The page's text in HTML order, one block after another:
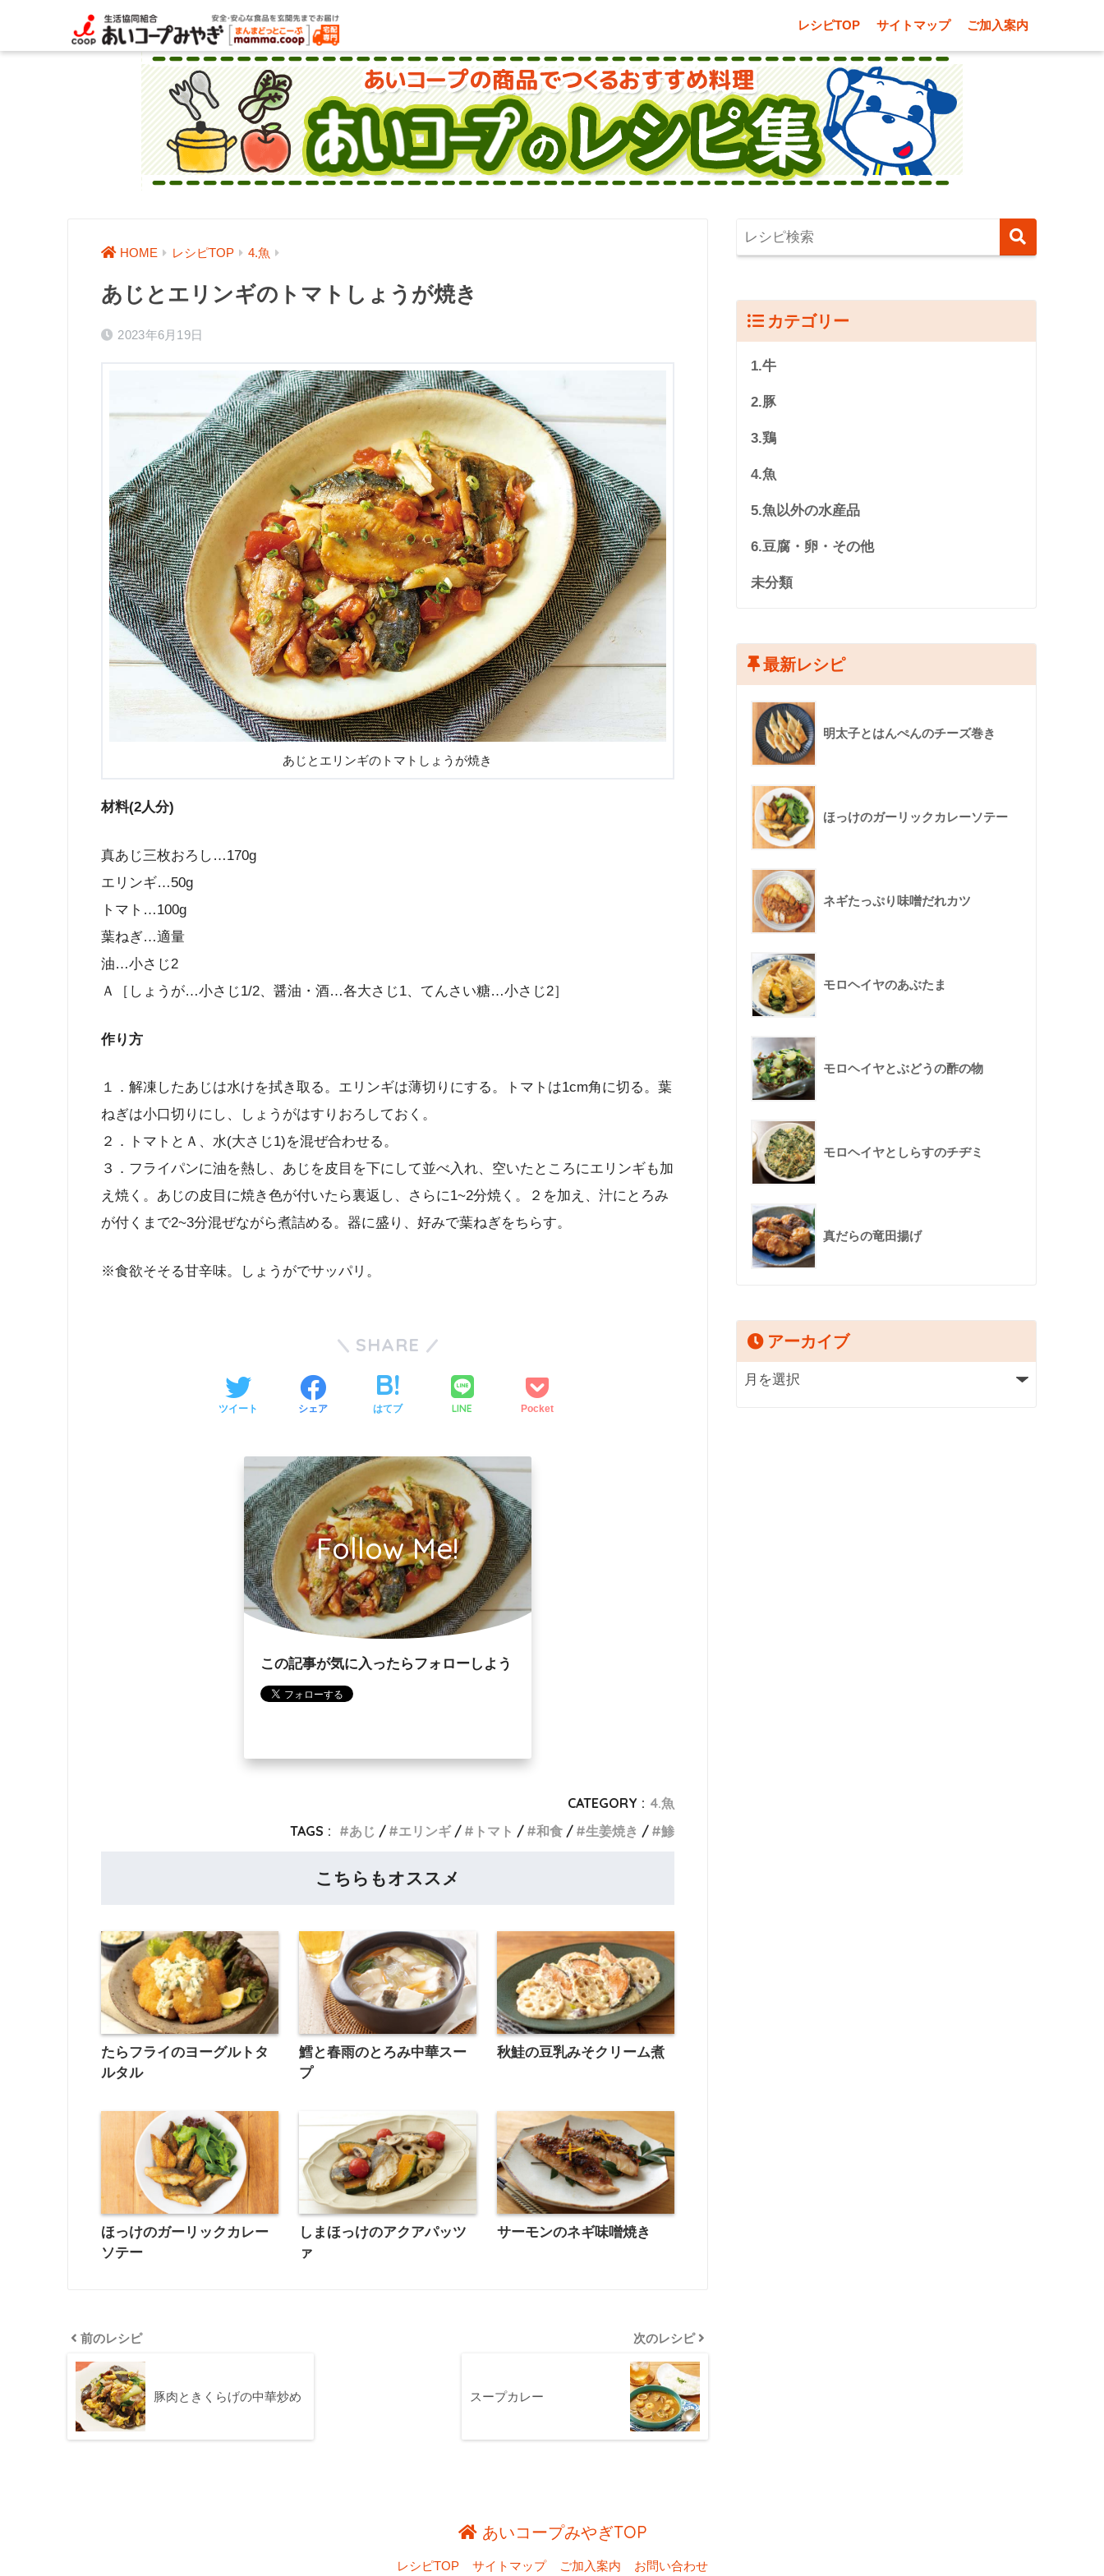
レシピTOP サイトマップ ご加入案内
HOME レシピTOP 4.魚
あじとエリンギのトマトしょうが焼き
2023年6月19日
あじとエリンギのトマトしょうが焼き
材料(2人分)
真あじ三枚おろし…170g
エリンギ…50g
トマト…100g
葉ねぎ…適量
油…小さじ2
Ａ［しょうが…小さじ1/2、醤油・酒…各大さじ1、てんさい糖…小さじ2］
作り方
１．解凍したあじは水けを拭き取る。エリンギは薄切りにする。トマトは1cm角に切る。葉
ねぎは小口切りにし、しょうがはすりおろしておく。
２．トマトとＡ、水(大さじ1)を混ぜ合わせる。
３．フライパンに油を熱し、あじを皮目を下にして並べ入れ、空いたところにエリンギも加
え焼く。あじの皮目に焼き色が付いたら裏返し、さらに1~2分焼く。２を加え、汁にとろみ
が付くまで2~3分混ぜながら煮詰める。器に盛り、好みで葉ねぎをちらす。
※食欲そそる甘辛味。しょうがでサッパリ。
SHARE
ツイート シェア はてブ LINE Pocket
Follow Me!
この記事が気に入ったらフォローしよう
CATEGORY : 4.魚
TAGS :
あじ エリンギ トマト 和食 生姜焼き 鯵
こちらもオススメ
たらフライのヨーグルトタ
ルタル
鱈と春雨のとろみ中華スー
プ
秋鮭の豆乳みそクリーム煮
ほっけのガーリックカレー
ソテー
しまほっけのアクアパッツ
ァ
サーモンのネギ味噌焼き
前のレシピ
豚肉ときくらげの中華炒め
次のレシピ
スープカレー
カテゴリー
1.牛
2.豚
3.鶏
4.魚
5.魚以外の水産品
6.豆腐・卵・その他
未分類
最新レシピ
明太子とはんぺんのチーズ巻き
ほっけのガーリックカレーソテー
ネギたっぷり味噌だれカツ
モロヘイヤのあぶたま
モロヘイヤとぶどうの酢の物
モロヘイヤとしらすのチヂミ
真だらの竜田揚げ
アーカイブ
あいコープみやぎTOP
レシピTOP サイトマップ ご加入案内 お問い合わせ